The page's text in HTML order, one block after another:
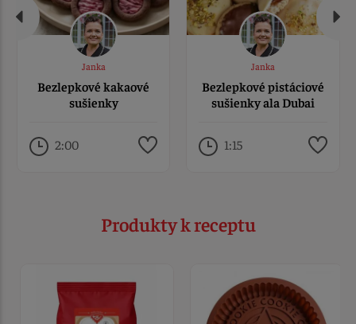
Janka
Bezlepkové kakaové
sušienky
2:00
Janka
Bezlepkové pistáciové
sušienky ala Dubai
1:15
Produkty k receptu